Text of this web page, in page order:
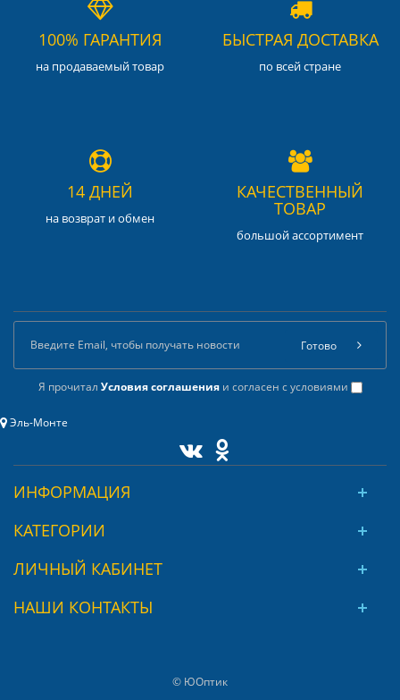
100% ГАРАНТИЯ
на продаваемый товар
БЫСТРАЯ ДОСТАВКА
по всей стране
14 ДНЕЙ
на возврат и обмен
КАЧЕСТВЕННЫЙ
ТОВАР
большой ассортимент
Я прочитал Условия соглашенияи согласен с условиями
Готово
Эль-Монте
ИНФОРМАЦИЯ
КАТЕГОРИИ
ЛИЧНЫЙ КАБИНЕТ
НАШИ КОНТАКТЫ
© ЮОптик